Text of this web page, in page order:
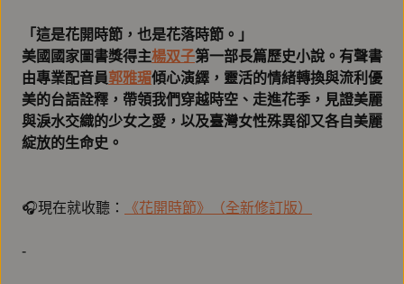
「這是花開時節，也是花落時節。」
美國國家圖書獎得主楊双子第一部長篇歷史小說。有聲書
由專業配音員郭雅瑂傾心演繹，靈活的情緒轉換與流利優
美的台語詮釋，帶領我們穿越時空、走進花季，見證美麗
與淚水交織的少女之愛，以及臺灣女性殊異卻又各自美麗
綻放的生命史。
🎧現在就收聽： 《花開時節》（全新修訂版）
-